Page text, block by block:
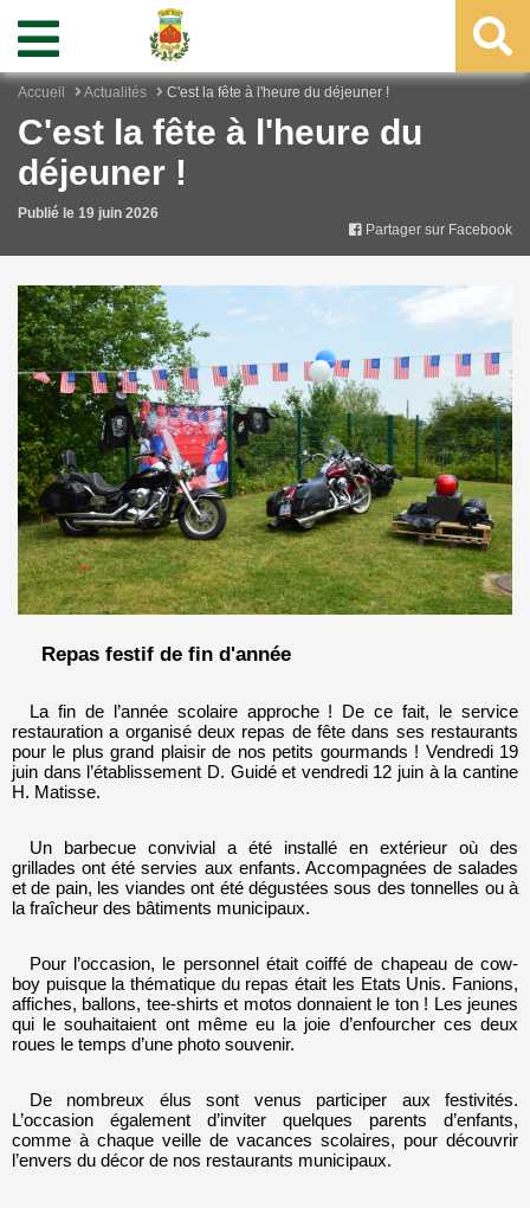
Accueil Actualités C'est la fête à l'heure du déjeuner !
C'est la fête à l'heure du
déjeuner !
Publié le 19 juin 2026
Partager sur Facebook
Repas festif de fin d'année
La fin de l’année scolaire approche ! De ce fait, le service
restauration a organisé deux repas de fête dans ses restaurants
pour le plus grand plaisir de nos petits gourmands ! Vendredi 19
juin dans l’établissement D. Guidé et vendredi 12 juin à la cantine
H. Matisse.
Un barbecue convivial a été installé en extérieur où des
grillades ont été servies aux enfants. Accompagnées de salades
et de pain, les viandes ont été dégustées sous des tonnelles ou à
la fraîcheur des bâtiments municipaux.
Pour l’occasion, le personnel était coiffé de chapeau de cow-
boy puisque la thématique du repas était les Etats Unis. Fanions,
affiches, ballons, tee-shirts et motos donnaient le ton ! Les jeunes
qui le souhaitaient ont même eu la joie d’enfourcher ces deux
roues le temps d’une photo souvenir.
De nombreux élus sont venus participer aux festivités.
L’occasion également d’inviter quelques parents d’enfants,
comme à chaque veille de vacances scolaires, pour découvrir
l’envers du décor de nos restaurants municipaux.